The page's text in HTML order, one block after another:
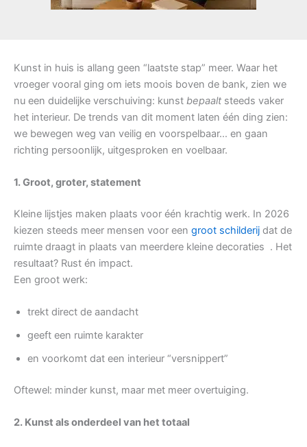
Kunst in huis is allang geen “laatste stap” meer. Waar het
vroeger vooral ging om iets moois boven de bank, zien we
nu een duidelijke verschuiving: kunst bepaalt steeds vaker
het interieur. De trends van dit moment laten één ding zien:
we bewegen weg van veilig en voorspelbaar… en gaan
richting persoonlijk, uitgesproken en voelbaar.
1. Groot, groter, statement
Kleine lijstjes maken plaats voor één krachtig werk. In 2026
kiezen steeds meer mensen voor een groot schilderij dat de
ruimte draagt in plaats van meerdere kleine decoraties . Het
resultaat? Rust én impact.
Een groot werk:
trekt direct de aandacht
geeft een ruimte karakter
en voorkomt dat een interieur “versnippert”
Oftewel: minder kunst, maar met meer overtuiging.
2. Kunst als onderdeel van het totaal